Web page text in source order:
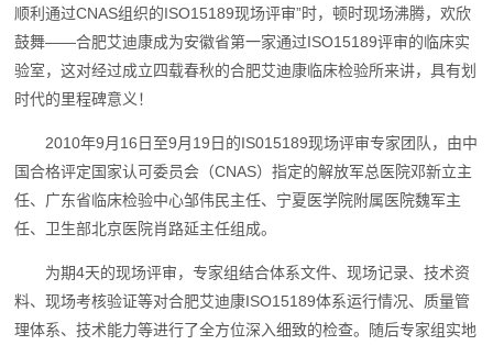
顺利通过CNAS组织的ISO15189现场评审”时，顿时现场沸腾，欢欣
鼓舞——合肥艾迪康成为安徽省第一家通过ISO15189评审的临床实
验室，这对经过成立四载春秋的合肥艾迪康临床检验所来讲，具有划
时代的里程碑意义！
2010年9月16日至9月19日的IS015189现场评审专家团队，由中
国合格评定国家认可委员会（CNAS）指定的解放军总医院邓新立主
任、广东省临床检验中心邹伟民主任、宁夏医学院附属医院魏军主
任、卫生部北京医院肖路延主任组成。
为期4天的现场评审，专家组结合体系文件、现场记录、技术资
料、现场考核验证等对合肥艾迪康ISO15189体系运行情况、质量管
理体系、技术能力等进行了全方位深入细致的检查。随后专家组实地